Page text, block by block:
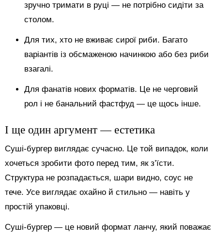
зручно тримати в руці — не потрібно сидіти за
столом.
Для тих, хто не вживає сирої риби. Багато
варіантів із обсмаженою начинкою або без риби
взагалі.
Для фанатів нових форматів. Це не черговий
рол і не банальний фастфуд — це щось інше.
І ще один аргумент — естетика
Суші-бургер виглядає сучасно. Це той випадок, коли
хочеться зробити фото перед тим, як з’їсти.
Структура не розпадається, шари видно, соус не
тече. Усе виглядає охайно й стильно — навіть у
простій упаковці.
Суші-бургер — це новий формат ланчу, який поважає